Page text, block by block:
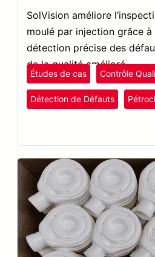
SolVision améliore
moulé par injection grâce à
détection précise des
de la qualité amélioré.
Études de cas Contrôle
Détection de Défauts